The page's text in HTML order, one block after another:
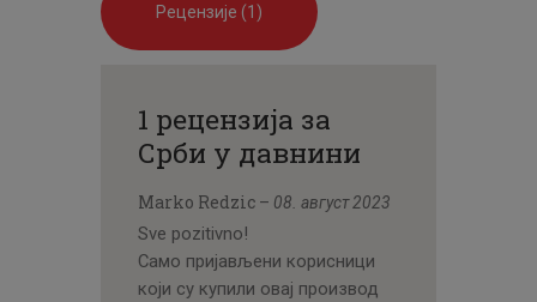
Рецензије (1)
1 рецензија за
Срби у давнини
Marko Redzic – 08. август 2023
Sve pozitivno!
Само пријављени корисници
који су купили овај производ